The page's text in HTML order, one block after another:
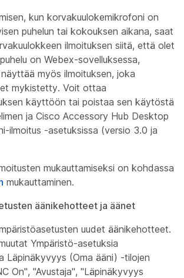
kun korvakuulokemikrofoni on
puhelun tai kokouksen aikana, saat
ilmoituksen siitä, että olet
on Webex-sovelluksessa,
myös ilmoituksen, joka
mykistetty. Voit ottaa
käyttöön tai poistaa sen käytöstä
ja Cisco Accessory Hub Desktop
ilmoitus -asetuksissa (versio 3.0 ja
mukauttamiseksi on kohdassa
mukauttaminen.
äänikehotteet ja äänet
uudet äänikehotteet.
Ympäristö-asetuksia
Läpinäkyvyys (Oma ääni) -tilojen
On", "Avustaja", "Läpinäkyvyys